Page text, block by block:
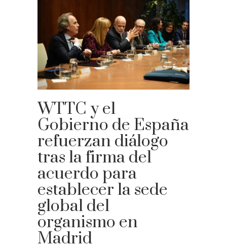
WTTC y el
Gobierno de España
refuerzan diálogo
tras la firma del
acuerdo para
establecer la sede
global del
organismo en
Madrid